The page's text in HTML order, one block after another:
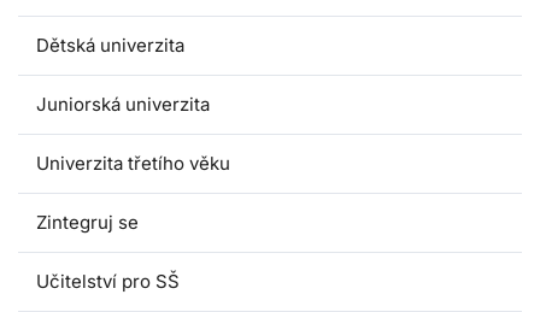
Dětská univerzita
Juniorská univerzita
Univerzita třetího věku
Zintegruj se
Učitelství pro SŠ